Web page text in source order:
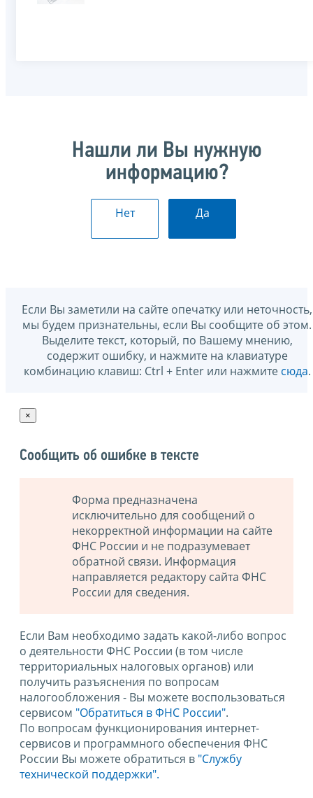
Нашли ли Вы нужную
информацию?
Нет Да
Если Вы заметили на сайте опечатку или неточность,
мы будем признательны, если Вы сообщите об этом.
Выделите текст, который, по Вашему мнению,
содержит ошибку, и нажмите на клавиатуре
комбинацию клавиш: Ctrl + Enter или нажмите сюда.
×
Сообщить об ошибке в тексте
Форма предназначена
исключительно для сообщений о
некорректной информации на сайте
ФНС России и не подразумевает
обратной связи. Информация
направляется редактору сайта ФНС
России для сведения.
Если Вам необходимо задать какой-либо вопрос
о деятельности ФНС России (в том числе
территориальных налоговых органов) или
получить разъяснения по вопросам
налогообложения - Вы можете воспользоваться
сервисом "Обратиться в ФНС России".
По вопросам функционирования интернет-
сервисов и программного обеспечения ФНС
России Вы можете обратиться в "Службу
технической поддержки".